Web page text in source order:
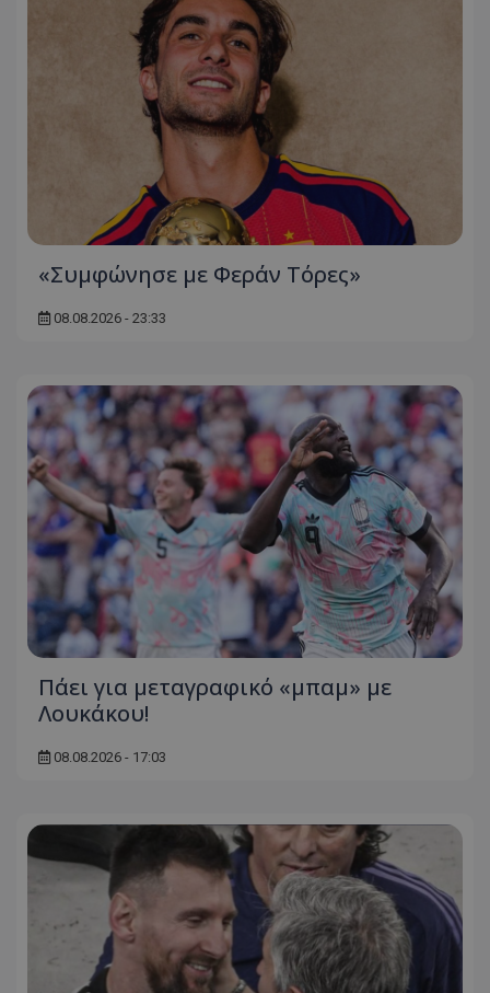
«Συμφώνησε με Φεράν Τόρες»
08.08.2026 - 23:33
Πάει για μεταγραφικό «μπαμ» με
Λουκάκου!
08.08.2026 - 17:03